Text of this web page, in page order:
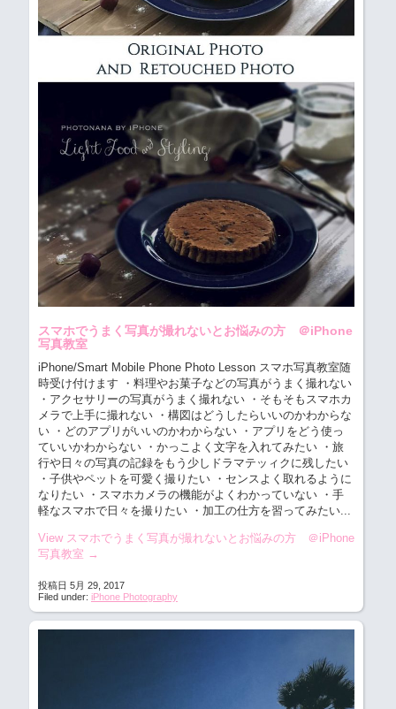
スマホでうまく写真が撮れないとお悩みの方 ＠iPhone
写真教室
iPhone/Smart Mobile Phone Photo Lesson スマホ写真教室随
時受け付けます
・料理やお菓子などの写真がうまく撮れない
・アクセサリーの写真がうまく撮れない ・そもそもスマホカ
メラで上手に撮れない ・構図はどうしたらいいのかわからな
い ・どのアプリがいいのかわからない ・アプリをどう使っ
ていいかわからない ・かっこよく文字を入れてみたい ・旅
行や日々の写真の記録をもう少しドラマテッィクに残したい
・子供やペットを可愛く撮りたい ・センスよく取れるように
なりたい ・スマホカメラの機能がよくわかっていない ・手
軽なスマホで日々を撮りたい ・加工の仕方を習ってみたい...
View スマホでうまく写真が撮れないとお悩みの方 ＠iPhone
写真教室 →
投稿日 5月 29, 2017
Filed under: iPhone Photography